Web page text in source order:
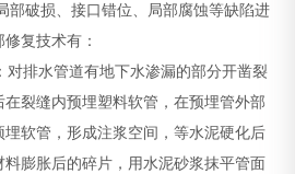
部破损、接口错位、局部腐蚀等缺陷进
复技术有：
对排水管道有地下水渗漏的部分开凿裂
裂缝内预埋塑料软管，在预埋管外部
软管，形成注浆空间，等水泥硬化后
膨胀后的碎片，用水泥砂浆抹平管面